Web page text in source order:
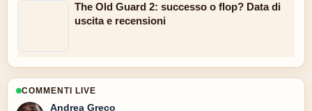
The Old Guard 2: successo o flop? Data di
uscita e recensioni
COMMENTI LIVE
Andrea Greco